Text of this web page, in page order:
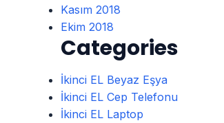
Kasım 2018
Ekim 2018
Categories
İkinci EL Beyaz Eşya
İkinci EL Cep Telefonu
İkinci EL Laptop